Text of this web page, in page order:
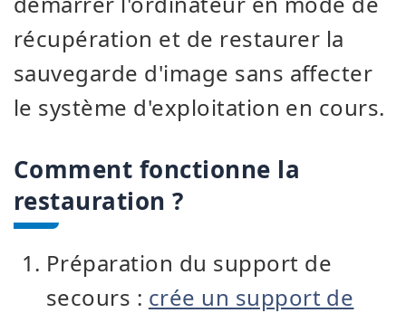
récupération et de restaurer la
sauvegarde d'image sans affecter
le système d'exploitation en cours.
Comment fonctionne la
restauration ?
Préparation du support de
secours : crée un support de